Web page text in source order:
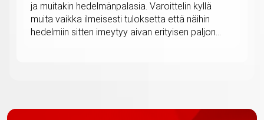
ja muitakin hedelmänpalasia. Varoittelin kyllä
muita vaikka ilmeisesti tuloksetta että näihin
hedelmiin sitten imeytyy aivan erityisen paljon...